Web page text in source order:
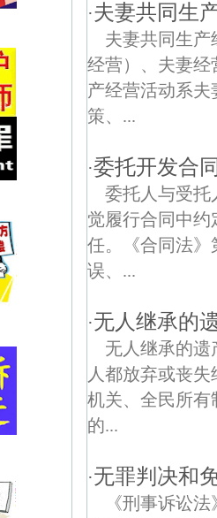
·夫妻共同生
夫妻共同生
经营）、夫妻经
产经营活动系
策、...
·委托开发合
委托人与受托
觉履行合同中
任。《合同法》
误、...
·无人继承的
无人继承的
人都放弃或丧
机关、全民所有
的...
·无罪判决和
《刑事诉讼